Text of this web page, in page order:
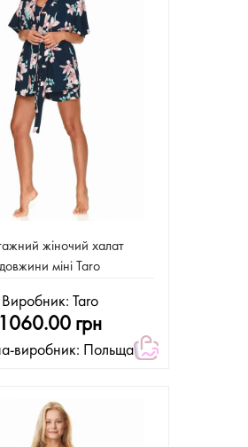
жіночий халат
довжини міні Taro
Виробник: Taro
1060.00 грн
виробник: Польща